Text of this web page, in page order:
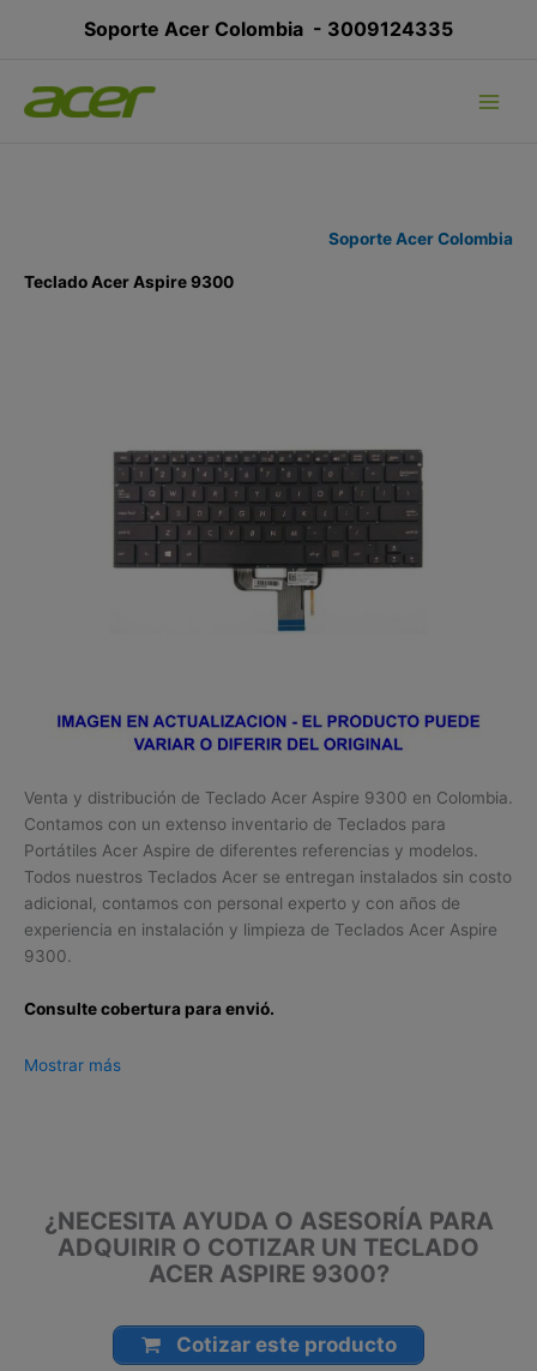
Soporte Acer Colombia - 3009124335
Soporte Acer Colombia
Teclado Acer Aspire 9300
Venta y distribución de Teclado Acer Aspire 9300 en Colombia.
Contamos con un extenso inventario de Teclados para
Portátiles Acer Aspire de diferentes referencias y modelos.
Todos nuestros Teclados Acer se entregan instalados sin costo
adicional, contamos con personal experto y con años de
experiencia en instalación y limpieza de Teclados Acer Aspire
9300.
Consulte cobertura para envió.
Leticia, Medellín, Arauca, Barranquilla, Cartagena, Tunja,
Mostrar más
¿NECESITA AYUDA O ASESORÍA PARA
ADQUIRIR O COTIZAR UN TECLADO
ACER ASPIRE 9300?
Cotizar este producto